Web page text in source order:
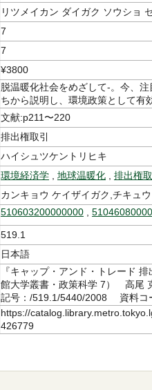
リツメイカン ダイガク ソウショ
7
7
¥3800
脱温暖化社会をめざして-。今、
ちから説明し、環境政策として有
文献:p211〜220
排出権取引
ハイシュツケントリヒキ
環境経済学 地球温暖化
排出権取
カンキョウ ケイザイガク,チキュ
510603200000000
519.1
日本語
『キャップ・アンド・トレード
館大学叢書・政策科学 7） 高
記号：/519.1/5440/2008 資料コ
https://
426779